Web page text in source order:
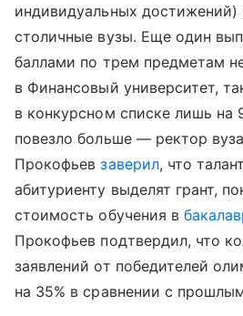
индивидуальных
столичные вузы. Еще один
баллами по трем предметам
в Финансовый университет,
в конкурсном списке лишь на
повезло больше — ректор
Прокофьевзаверил, что
абитуриенту выделят грант,
стоимость обучения в
Прокофьев подтвердил, что
заявлений от победителей
на 35% в сравнении с